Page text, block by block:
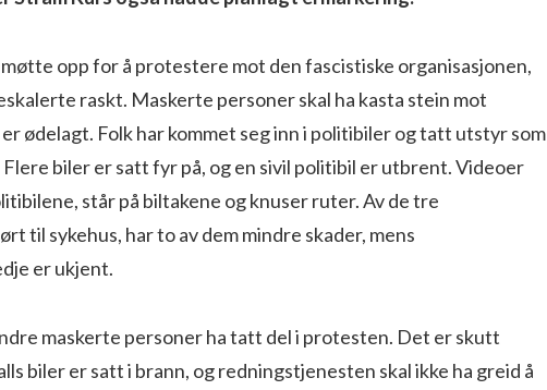
opp for å protestere mot den fascistiske organisasjonen,
raskt. Maskerte personer skal ha kasta stein mot
ødelagt. Folk har kommet seg inn i politibiler og tatt utstyr som
biler er satt fyr på, og en sivil politibil er utbrent. Videoer
står på biltakene og knuser ruter. Av de tre
til sykehus, har to av dem mindre skader, mens
er ukjent.
maskerte personer ha tatt del i protesten. Det er skutt
biler er satt i brann, og redningstjenesten skal ikke ha greid å